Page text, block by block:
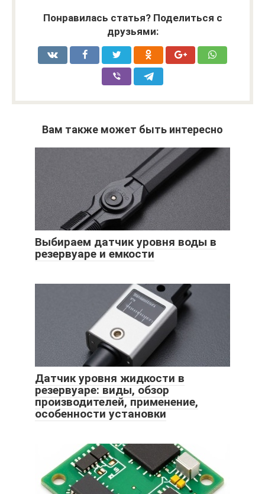
Понравилась статья? Поделиться с
друзьями:
Вам также может быть интересно
Выбираем датчик уровня воды в
резервуаре и емкости
Датчик уровня жидкости в
резервуаре: виды, обзор
производителей, применение,
особенности установки